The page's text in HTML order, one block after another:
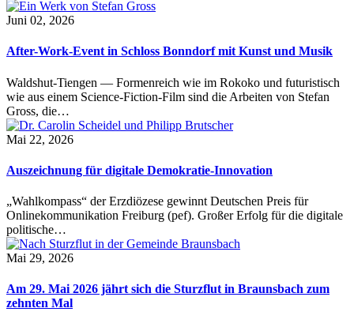
Juni 02, 2026
After-Work-Event in Schloss Bonndorf mit Kunst und Musik
Waldshut-Tiengen — Formenreich wie im Rokoko und futuristisch
wie aus einem Science-Fiction-Film sind die Arbeiten von Stefan
Gross, die…
Mai 22, 2026
Auszeichnung für digitale Demokratie-Innovation
„Wahlkompass“ der Erzdiözese gewinnt Deutschen Preis für
Onlinekommunikation Freiburg (pef). Großer Erfolg für die digitale
politische…
Mai 29, 2026
Am 29. Mai 2026 jährt sich die Sturzflut in Braunsbach zum
zehnten Mal